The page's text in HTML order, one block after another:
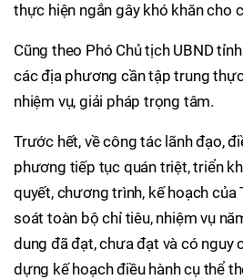
thực hiện ngắn gây khó khăn cho
Cũng theo Phó Chủ tịch UBND
các địa phương cần tập trung
nhiệm vụ, giải pháp trọng tâm.
Trước hết, về công tác lãnh đạo,
phương tiếp tục quán triệt, triển
quyết, chương trình, kế hoạch của
soát toàn bộ chỉ tiêu, nhiệm vụ
dung đã đạt, chưa đạt và có nguy
dựng kế hoạch điều hành cụ thể